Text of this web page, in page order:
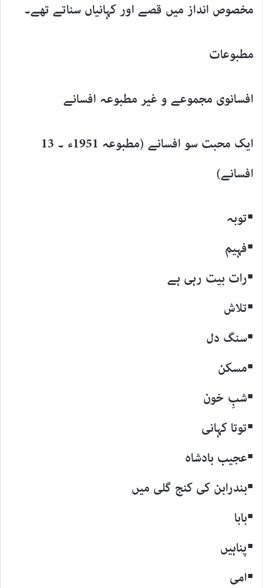
مخصوص انداز میں قصے اور کہانیاں سناتے تھے۔
مطبوعات
افسانوی مجموعے و غیر مطبوعہ افسانے
ایک محبت سو افسانے (مطبوعہ 1951ء ۔ 13
افسانے)
▪توبہ
▪فہیم
▪رات بیت رہی ہے
▪تلاش
▪سنگ دل
▪مسکن
▪شبِ خون
▪توتا کہانی
▪عجیب بادشاہ
▪بندرابن کی کنج گلی میں
▪بابا
▪پناہیں
▪امی